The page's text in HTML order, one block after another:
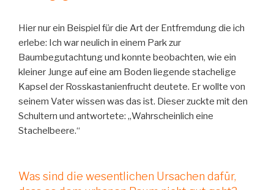
Hier nur ein Beispiel für die Art der Entfremdung die ich
erlebe: Ich war neulich in einem Park zur
Baumbegutachtung und konnte beobachten, wie ein
kleiner Junge auf eine am Boden liegende stachelige
Kapsel der Rosskastanienfrucht deutete. Er wollte von
seinem Vater wissen was das ist. Dieser zuckte mit den
Schultern und antwortete: „Wahrscheinlich eine
Stachelbeere.“
Was sind die wesentlichen Ursachen dafür,